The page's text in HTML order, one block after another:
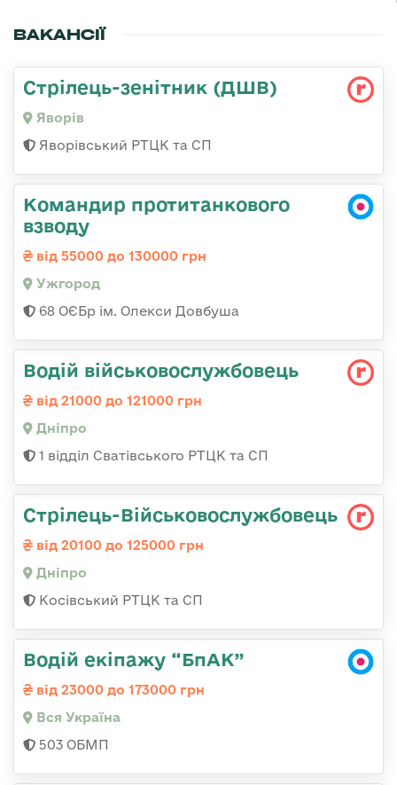
ВАКАНСІЇ
Стрілець-зенітник (ДШВ)
Яворів
Яворівський РТЦК та СП
Командир протитанкового
взводу
від 55000 до 130000 грн
Ужгород
68 ОЄБр ім. Олекси Довбуша
Водій військовослужбовець
від 21000 до 121000 грн
Дніпро
1 відділ Сватівського РТЦК та СП
Стрілець-Військовослужбовець
від 20100 до 125000 грн
Дніпро
Косівський РТЦК та СП
Водій екіпажу “БпАК”
від 23000 до 173000 грн
Вся Україна
503 ОБМП